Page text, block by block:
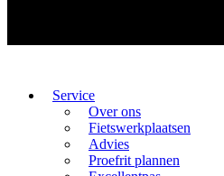
Service
Over ons
Fietswerkplaatsen
Advies
Proefrit plannen